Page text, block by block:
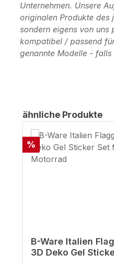
Unternehmen. Unsere
originalen Produkte des
sondern eigens von uns
kompatibel / passend
genannte Modelle - falls
Produktgalerie
ähnliche Produkte
Rabatt
%
B-Ware Italien
3D Deko Gel